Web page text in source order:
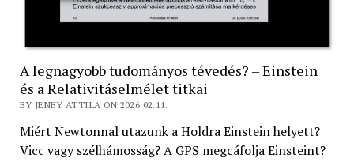
A legnagyobb tudományos tévedés? – Einstein
és a Relativitáselmélet titkai
BY JENEY ATTILA ON 2026.02.11.
Miért Newtonnal utazunk a Holdra Einstein helyett?
Vicc vagy szélhámosság? A GPS megcáfolja Einsteint?